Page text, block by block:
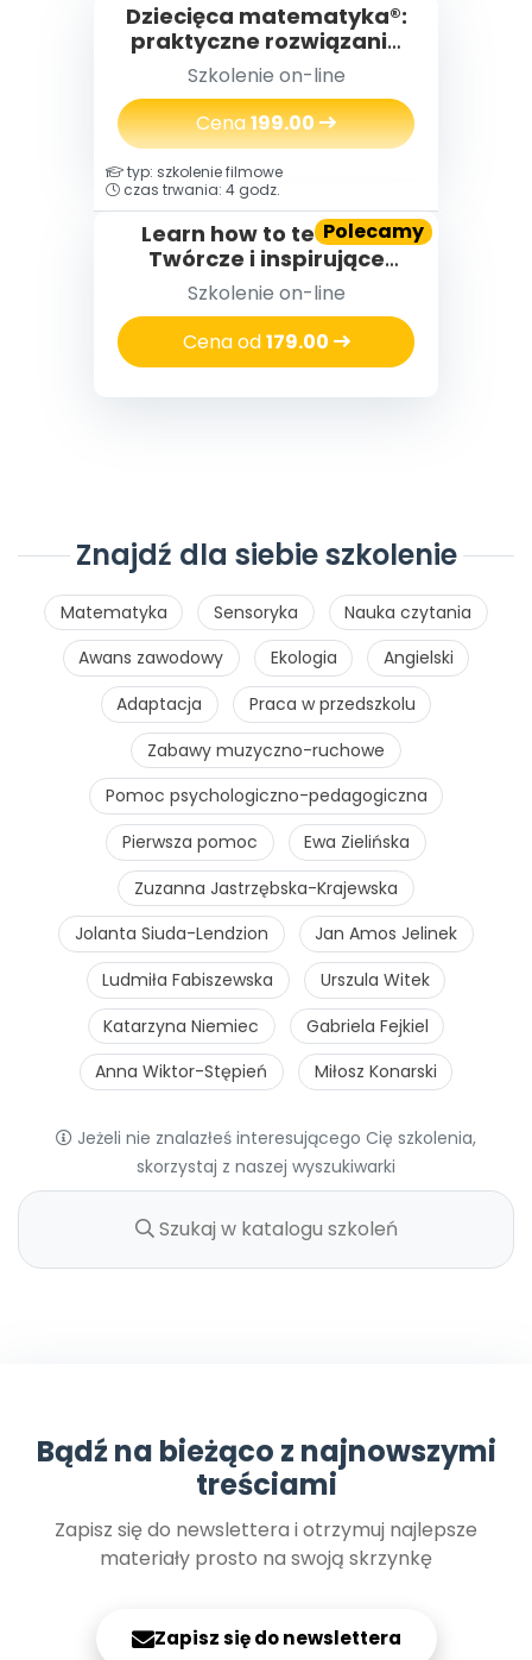
Dziecięca matematyka®:
praktyczne rozwiązania
metodyczne i
organizacyjne stosowane
w pracy ze starszymi i
młodszymi
przedszkolakami...
Szkolenie on-line
Cena199.00
Polecamy
typ: szkolenie filmowe
czas trwania: 4 godz.
Learn how to teach II -
Twórcze i inspirujące
zajęcia z języka
angielskiego w
przedszkolu
Szkolenie on-line
Cena od179.00
Znajdź dla siebie szkolenie
Matematyka Sensoryka
Nauka czytania
Awans zawodowy
Ekologia
Angielski
Adaptacja
Praca w przedszkolu
Zabawy muzyczno-ruchowe
Pomoc psychologiczno-pedagogiczna
Pierwsza pomoc
Ewa Zielińska
Zuzanna Jastrzębska-Krajewska
Jolanta Siuda-Lendzion
Jan Amos Jelinek
Ludmiła Fabiszewska
Urszula Witek
Katarzyna Niemiec
Gabriela Fejkiel
Anna Wiktor-Stępień
Miłosz Konarski
Jeżeli nie znalazłeś interesującego Cię szkolenia,
skorzystaj z naszej wyszukiwarki
Bądź na bieżąco z najnowszymi
treściami
Zapisz się do newslettera i otrzymuj najlepsze
materiały prosto na swoją skrzynkę
Zapisz się do newslettera